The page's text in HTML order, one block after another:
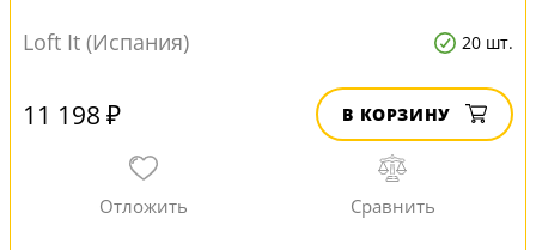
Loft It (Испания) 20 шт.
11 198 ₽ В КОРЗИНУ